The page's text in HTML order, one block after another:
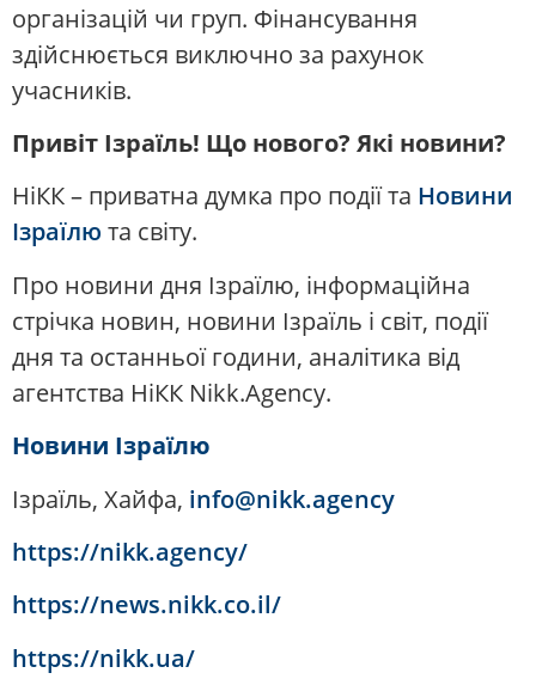
організацій чи груп. Фінансування
здійснюється виключно за рахунок
учасників.
Привіт Ізраїль! Що нового? Які новини?
НіКК – приватна думка про події та Новини
Ізраїлю та світу.
Про новини дня Ізраїлю, інформаційна
стрічка новин, новини Ізраїль і світ, події
дня та останньої години, аналітика від
агентства НіКК Nikk.Agency.
Новини Ізраїлю
Ізраїль, Хайфа, info@nikk.agency
https://nikk.agency/
https://news.nikk.co.il/
https://nikk.ua/